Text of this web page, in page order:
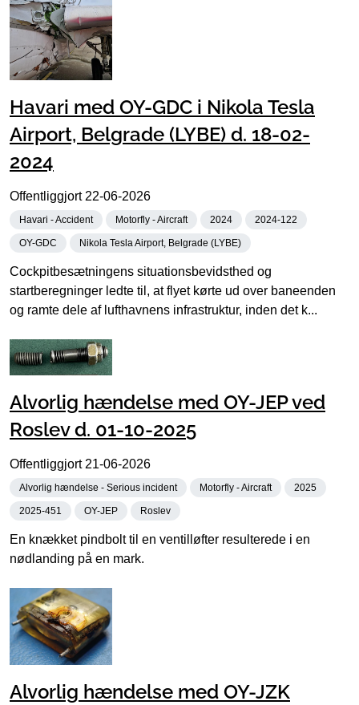
Havari med OY-GDC i Nikola Tesla
Airport, Belgrade (LYBE) d. 18-02-
2024
Offentliggjort 22-06-2026
Havari - Accident Motorfly - Aircraft 2024 2024-122
OY-GDC Nikola Tesla Airport, Belgrade (LYBE)
Cockpitbesætningens situationsbevidsthed og
startberegninger ledte til, at flyet kørte ud over baneenden
og ramte dele af lufthavnens infrastruktur, inden det k...
Alvorlig hændelse med OY-JEP ved
Roslev d. 01-10-2025
Offentliggjort 21-06-2026
Alvorlig hændelse - Serious incident Motorfly - Aircraft 2025
2025-451 OY-JEP Roslev
En knækket pindbolt til en ventilløfter resulterede i en
nødlanding på en mark.
Alvorlig hændelse med OY-JZK